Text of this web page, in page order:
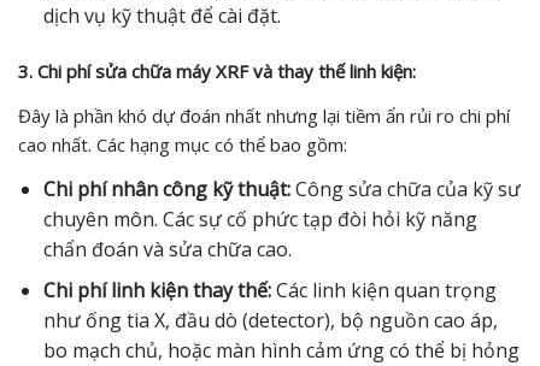
dịch vụ kỹ thuật để cài đặt.
3. Chi phí sửa chữa máy XRF và thay thế linh kiện:
Đây là phần khó dự đoán nhất nhưng lại tiềm ẩn rủi ro chi phí
cao nhất. Các hạng mục có thể bao gồm:
Chi phí nhân công kỹ thuật:Công sửa chữa của kỹ sư
chuyên môn. Các sự cố phức tạp đòi hỏi kỹ năng
chẩn đoán và sửa chữa cao.
Chi phí linh kiện thay thế:Các linh kiện quan trọng
như ống tia X, đầu dò (detector), bộ nguồn cao áp,
bo mạch chủ, hoặc màn hình cảm ứng có thể bị hỏng